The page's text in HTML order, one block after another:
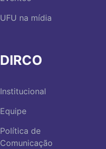
UFU na mídia
DIRCO
Institucional
Equipe
Política de
Comunicação